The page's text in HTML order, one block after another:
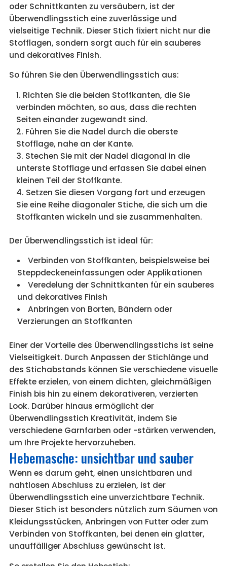
oder Schnittkanten zu versäubern, ist der
Überwendlingsstich eine zuverlässige und
vielseitige Technik. Dieser Stich fixiert nicht nur die
Stofflagen, sondern sorgt auch für ein sauberes
und dekoratives Finish.
So führen Sie den Überwendlingsstich aus:
Richten Sie die beiden Stoffkanten, die Sie
verbinden möchten, so aus, dass die rechten
Seiten einander zugewandt sind.
Führen Sie die Nadel durch die oberste
Stofflage, nahe an der Kante.
Stechen Sie mit der Nadel diagonal in die
unterste Stofflage und erfassen Sie dabei einen
kleinen Teil der Stoffkante.
Setzen Sie diesen Vorgang fort und erzeugen
Sie eine Reihe diagonaler Stiche, die sich um die
Stoffkanten wickeln und sie zusammenhalten.
Der Überwendlingsstich ist ideal für:
Verbinden von Stoffkanten, beispielsweise bei
Steppdeckeneinfassungen oder Applikationen
Veredelung der Schnittkanten für ein sauberes
und dekoratives Finish
Anbringen von Borten, Bändern oder
Verzierungen an Stoffkanten
Einer der Vorteile des Überwendlingsstichs ist seine
Vielseitigkeit. Durch Anpassen der Stichlänge und
des Stichabstands können Sie verschiedene visuelle
Effekte erzielen, von einem dichten, gleichmäßigen
Finish bis hin zu einem dekorativeren, verzierten
Look. Darüber hinaus ermöglicht der
Überwendlingsstich Kreativität, indem Sie
verschiedene Garnfarben oder -stärken verwenden,
um Ihre Projekte hervorzuheben.
Hebemasche: unsichtbar und sauber
Wenn es darum geht, einen unsichtbaren und
nahtlosen Abschluss zu erzielen, ist der
Überwendlingsstich eine unverzichtbare Technik.
Dieser Stich ist besonders nützlich zum Säumen von
Kleidungsstücken, Anbringen von Futter oder zum
Verbinden von Stoffkanten, bei denen ein glatter,
unauffälliger Abschluss gewünscht ist.